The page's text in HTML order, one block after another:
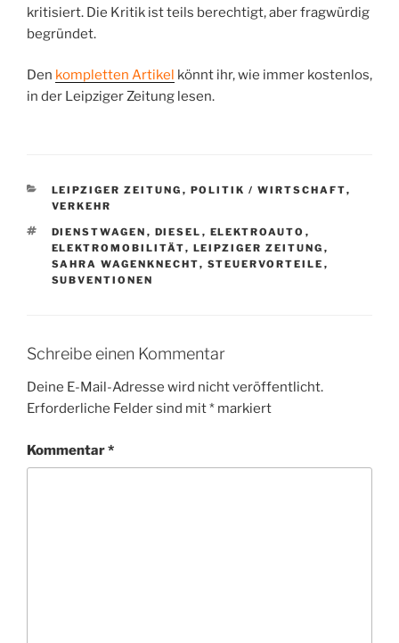
kritisiert. Die Kritik ist teils berechtigt, aber fragwürdig
begründet.
Den kompletten Artikel könnt ihr, wie immer kostenlos,
in der Leipziger Zeitung lesen.
KATEGORIEN
LEIPZIGER ZEITUNG , POLITIK / WIRTSCHAFT,
VERKEHR
SCHLAGWÖRTER
DIENSTWAGEN , DIESEL , ELEKTROAUTO ,
ELEKTROMOBILITÄT, LEIPZIGER ZEITUNG ,
SAHRA WAGENKNECHT, STEUERVORTEILE ,
SUBVENTIONEN
Schreibe einen Kommentar
Deine E-Mail-Adresse wird nicht veröffentlicht.
Erforderliche Felder sind mit* markiert
Kommentar*